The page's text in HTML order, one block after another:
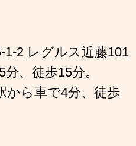
1-2 レグルス近藤101
、徒歩15分。
から車で4分、徒歩